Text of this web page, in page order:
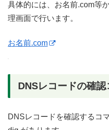
具体的には、お名前.com等
理画面で行います。
お名前.com
DNSレコードの確
DNSレコードを確認するコ